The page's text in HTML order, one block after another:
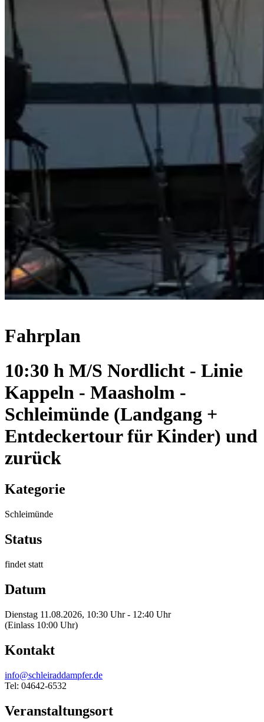
Fahrplan
10:30 h M/S Nordlicht - Linie
Kappeln - Maasholm -
Schleimünde (Landgang +
Entdeckertour für Kinder) und
zurück
Kategorie
Schleimünde
Status
findet statt
Datum
Dienstag 11.08.2026, 10:30 Uhr - 12:40 Uhr
(Einlass 10:00 Uhr)
Kontakt
info@schleiraddampfer.de
Tel: 04642-6532
Veranstaltungsort